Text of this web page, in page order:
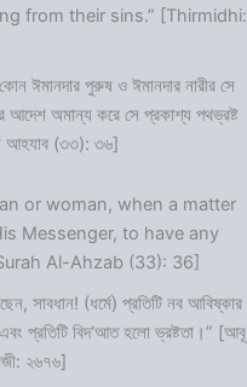
from their sins.” [Thirmidhi:
ঈমানদার পুরুষ ও ঈমানদার নারীর সে
আদেশ অমান্য করে সে প্রকাশ্য পথভ্রষ্ট
আহযাব (৩৩): ৩৬]
or woman, when a matter
Messenger, to have any
Al-Ahzab (33): 36]
সাবধান! (ধর্মে) প্রতিটি নব আবিষ্কার
প্রতিটি বিদ‘আত হলো ভ্রষ্টতা।” [আবূ
২৬৭৬]